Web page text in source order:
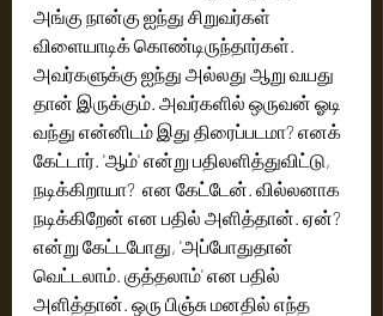
அங்கு நான்கு ஐந்து சிறுவர்கள்
விளையாடிக் கொண்டிருந்தார்கள்.
அவர்களுக்கு ஐந்து அல்லது ஆறு வயது
தான் இருக்கும். அவர்களில் ஒருவன் ஓடி
வந்து என்னிடம் இது திரைப்படமா? எனக்
கேட்டார். 'ஆம்' என்று பதிலளித்துவிட்டு,
நடிக்கிறாயா?  என கேட்டேன். வில்லனாக
நடிக்கிறேன் என பதில் அளித்தான். ஏன்?
என்று கேட்டபோது, 'அப்போதுதான்
வெட்டலாம். குத்தலாம்' என பதில்
அளித்தான். ஒரு பிஞ்சு மனதில் எந்த